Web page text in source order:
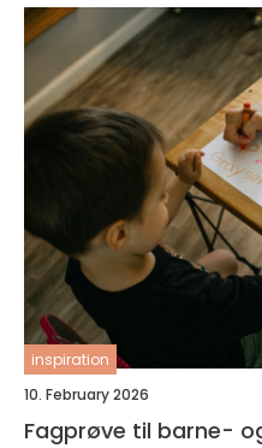
inspiration
10. February 2026
Fagprøve til barne-